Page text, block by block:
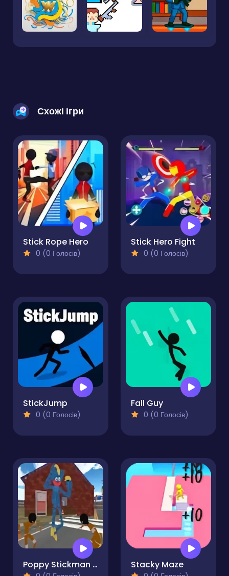
Схожі ігри
Stick Rope Hero
0 (0 Голосів)
Stick Hero Fight
0 (0 Голосів)
StickJump
0 (0 Голосів)
Fall Guy
0 (0 Голосів)
Poppy Stickman Battle Royale Stacky Maze